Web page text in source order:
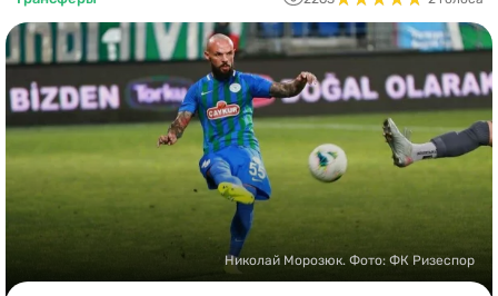
ЛЧ
ЛЕ
ЧЕ-2028
Букмекеры
Казино
Николай Морозюк. Фото: ФК Ризеспор